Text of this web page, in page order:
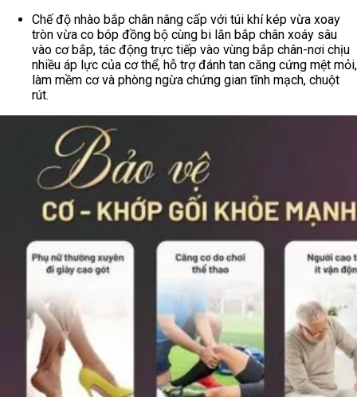
Chế độ nhào bắp chân nâng cấp với túi khí kép vừa xoay
tròn vừa co bóp đồng bộ cùng bi lăn bắp chân xoáy sâu
vào cơ bắp, tác động trực tiếp vào vùng bắp chân-nơi chịu
nhiều áp lực của cơ thể, hỗ trợ đánh tan căng cứng mệt mỏi,
làm mềm cơ và phòng ngừa chứng gian tĩnh mạch, chuột
rút.